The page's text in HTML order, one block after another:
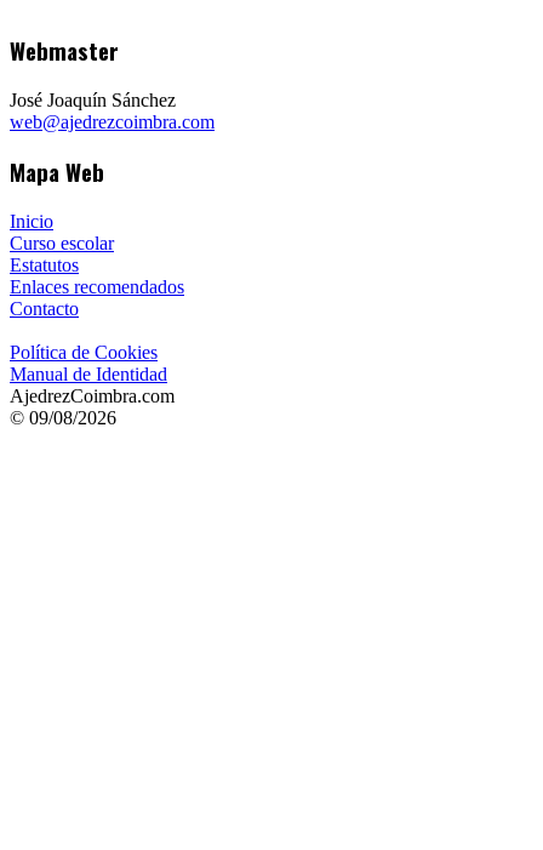
Webmaster
José Joaquín Sánchez
web@ajedrezcoimbra.com
Mapa Web
Inicio
Curso escolar
Estatutos
Enlaces recomendados
Contacto
Política de Cookies
Manual de Identidad
AjedrezCoimbra.com
© 09/08/2026